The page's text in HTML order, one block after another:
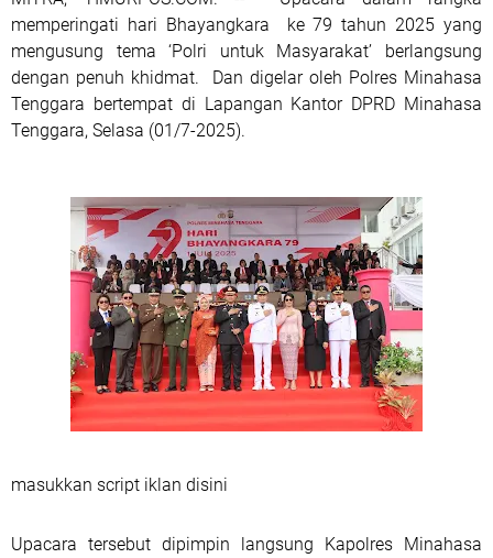
memperingati hari Bhayangkara ke 79 tahun 2025 yang
mengusung tema ‘Polri untuk Masyarakat’ berlangsung
dengan penuh khidmat.
Dan digelar oleh Polres Minahasa
Tenggara bertempat di Lapangan Kantor DPRD Minahasa
Tenggara, Selasa (01/7-2025).
masukkan script iklan disini
Upacara tersebut dipimpin langsung Kapolres Minahasa